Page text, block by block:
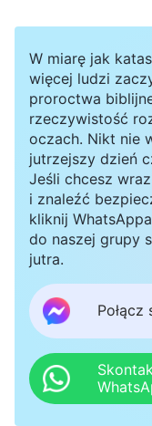
W miarę jak
więcej ludzi
proroctwa
rzeczywistość
oczach. Nikt nie
jutrzejszy dzień
Jeśli chcesz
i znaleźć
kliknij
do naszej grupy
jutra.